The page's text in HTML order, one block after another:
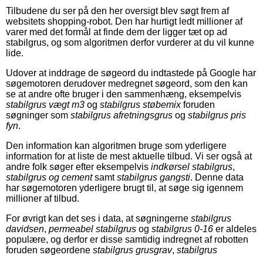
Tilbudene du ser på den her oversigt blev søgt frem af
websitets shopping-robot. Den har hurtigt ledt millioner af
varer med det formål at finde dem der ligger tæt op ad
stabilgrus, og som algoritmen derfor vurderer at du vil kunne
lide.
Udover at inddrage de søgeord du indtastede på Google har
søgemotoren derudover medregnet søgeord, som den kan
se at andre ofte bruger i den sammenhæng, eksempelvis
stabilgrus vægt m3 og stabilgrus støbemixforuden
søgninger som stabilgrus afretningsgrus og stabilgrus pris
fyn.
Den information kan algoritmen bruge som yderligere
information for at liste de mest aktuelle tilbud. Vi ser også at
andre folk søger efter eksempelvis indkørsel stabilgrus,
stabilgrus og cementsamtstabilgrus gangsti. Denne data
har søgemotoren yderligere brugt til, at søge sig igennem
millioner af tilbud.
For øvrigt kan det ses i data, at søgningerne stabilgrus
davidsen, permeabel stabilgrus og stabilgrus 0-16 er aldeles
populære, og derfor er disse samtidig indregnet af robotten
foruden søgeordene stabilgrus grusgrav, stabilgrus